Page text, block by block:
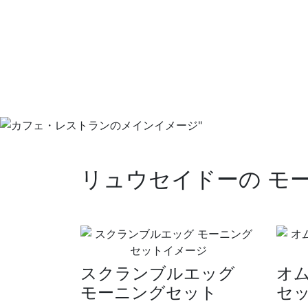
リュウセイドーの モ
スクランブルエッグ
モーニングセット
オ
セ